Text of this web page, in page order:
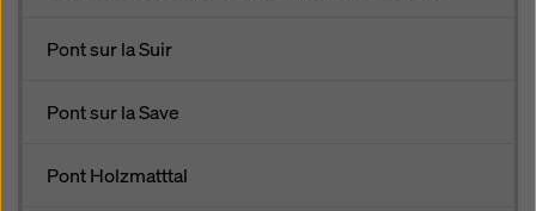
Pont sur la Suir
Pont sur la Save
Pont Holzmatttal